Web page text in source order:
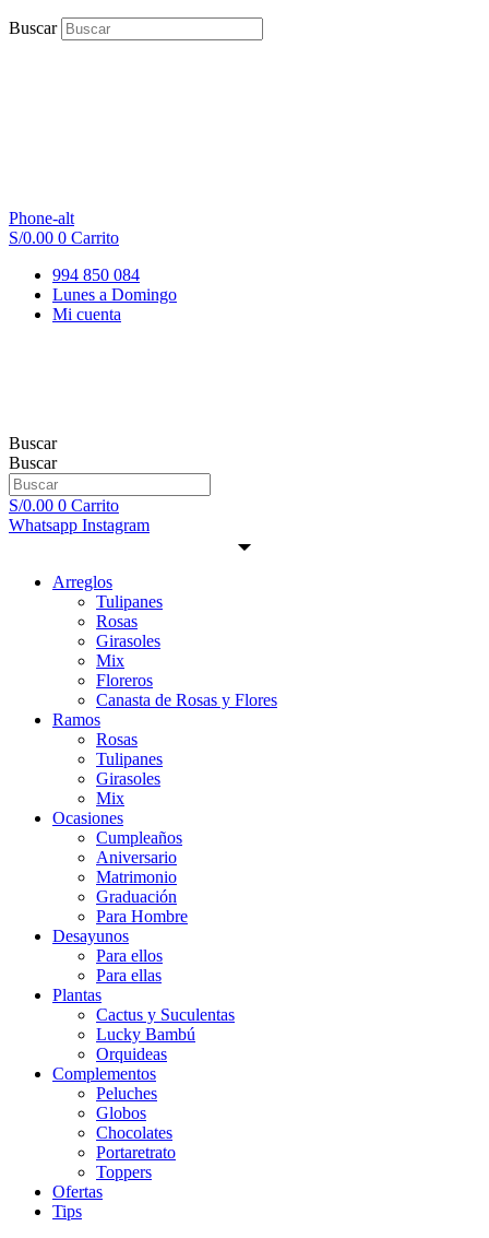
Buscar
Phone-alt
S/0.00 0 Carrito
994 850 084
Lunes a Domingo
Mi cuenta
Buscar
Buscar
S/0.00 0 Carrito
Whatsapp Instagram
Arreglos
Tulipanes
Rosas
Girasoles
Mix
Floreros
Canasta de Rosas y Flores
Ramos
Rosas
Tulipanes
Girasoles
Mix
Ocasiones
Cumpleaños
Aniversario
Matrimonio
Graduación
Para Hombre
Desayunos
Para ellos
Para ellas
Plantas
Cactus y Suculentas
Lucky Bambú
Orquideas
Complementos
Peluches
Globos
Chocolates
Portaretrato
Toppers
Ofertas
Tips